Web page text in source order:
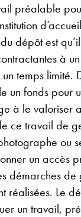
préalable
dépôt est
à
temps limité.
un fonds pour
à le valoriser
ce travail de
ou
un accès
démarches de
réalisées. Le
un travail,